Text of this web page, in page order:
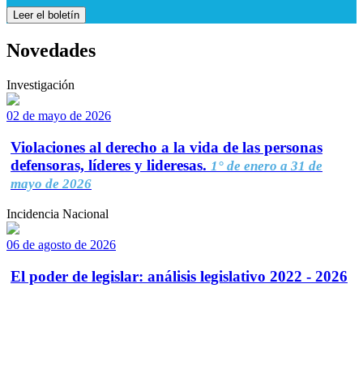
Leer el boletín
Novedades
Investigación
02 de mayo de 2026
Violaciones al derecho a la vida de las personas
defensoras, líderes y lideresas. 1° de enero a 31 de
mayo de 2026
Incidencia Nacional
06 de agosto de 2026
El poder de legislar: análisis legislativo 2022 - 2026